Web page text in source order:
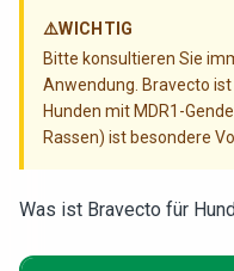
⚠️WICHTIG
Bitte konsultieren Sie
Anwendung. Bravecto
Hunden mit MDR1-
Rassen) ist besondere
Was ist Bravecto für